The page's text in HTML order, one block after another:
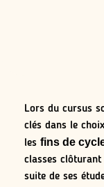
Lors du cursus
clés dans le
les fins de
classes
suite de ses